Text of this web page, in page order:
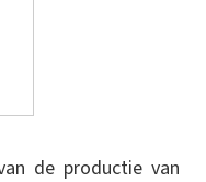
de productie van